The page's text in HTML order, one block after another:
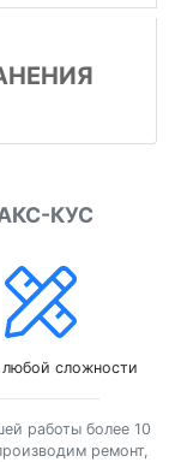
КУС
любой сложности
работы более 10
ремонт,